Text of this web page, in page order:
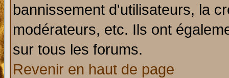
bannissement d'utilisateurs, la
modérateurs, etc. Ils ont
sur tous les forums.
Revenir en haut de page